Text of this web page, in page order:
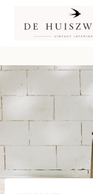
inhoud